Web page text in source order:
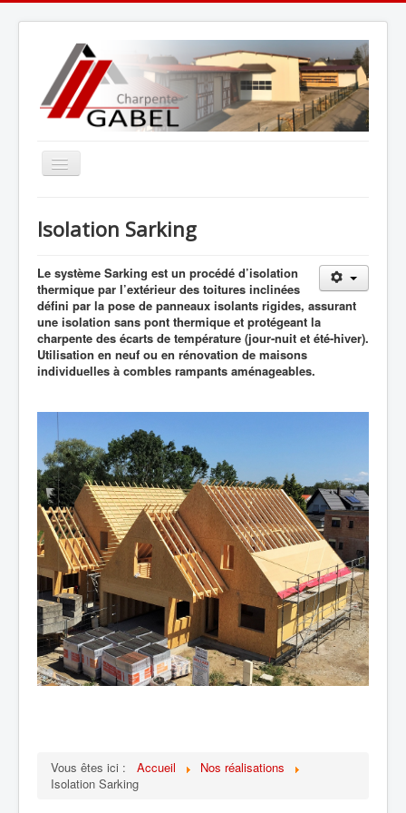
Basculer
la
Présentation de notre société
Nos réalisations
Isolation Sarking
Le système Sarking est un procédé d’isolation
thermique par l’extérieur des toitures inclinées
défini par la pose de panneaux isolants rigides, assurant
une isolation sans pont thermique et protégeant la
charpente des écarts de température (jour-nuit et été-hiver).
Utilisation en neuf ou en rénovation de maisons
individuelles à combles rampants aménageables.
Vous êtes ici : Accueil
Nos réalisations
Isolation Sarking